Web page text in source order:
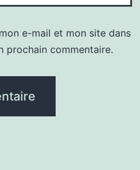
e-mail et mon site dans
prochain commentaire.